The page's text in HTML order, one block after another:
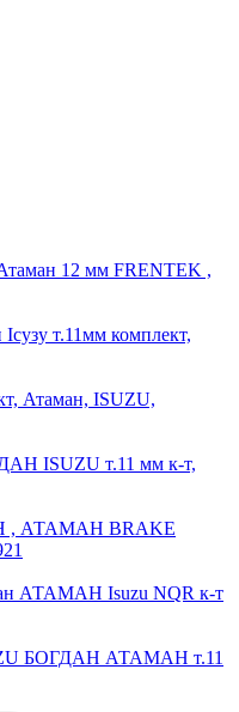
12 мм FRENTEK ,
т.11мм комплект,
Атаман, ISUZU,
ISUZU т.11 мм к-т,
, АТАМАН BRAKE
АТАМАН Isuzu NQR к-т
БОГДАН АТАМАН т.11